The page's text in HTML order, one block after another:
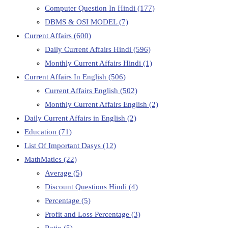
Computer Question In Hindi (177)
DBMS & OSI MODEL(7)
Current Affairs (600)
Daily Current Affairs Hindi (596)
Monthly Current Affairs Hindi (1)
Current Affairs In English (506)
Current Affairs English (502)
Monthly Current Affairs English (2)
Daily Current Affairs in English (2)
Education (71)
List Of Important Dasys (12)
MathMatics (22)
Average (5)
Discount Questions Hindi (4)
Percentage (5)
Profit and Loss Percentage (3)